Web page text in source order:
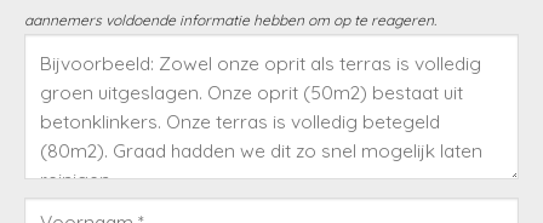
aannemers voldoende informatie hebben om op te reageren.